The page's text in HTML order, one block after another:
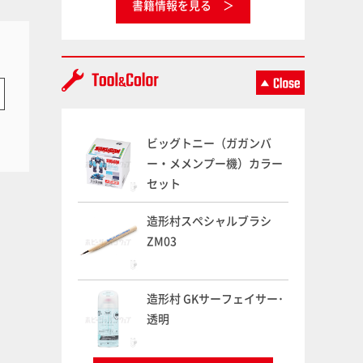
書籍情報を見る
ビッグトニー（ガガンバ
ー・メメンプー機）カラー
セット
造形村スペシャルブラシ
ZM03
造形村 GKサーフェイサー･
透明